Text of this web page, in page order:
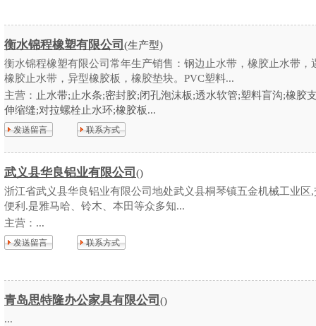
衡水锦程橡塑有限公司 (生产型)
衡水锦程橡塑有限公司常年生产销售：钢边止水带，橡胶止水带，
橡胶止水带，异型橡胶板，橡胶垫块。PVC塑料...
主营： 止水带;止水条;密封胶;闭孔泡沫板;透水软管;塑料盲沟;橡胶
伸缩缝;对拉螺栓止水环;橡胶板...
发送留言 联系方式
武义县华良铝业有限公司 ()
浙江省武义县华良铝业有限公司地处武义县桐琴镇五金机械工业区
便利.是雅马哈、铃木、本田等众多知...
主营： ...
发送留言 联系方式
青岛思特隆办公家具有限公司 ()
...